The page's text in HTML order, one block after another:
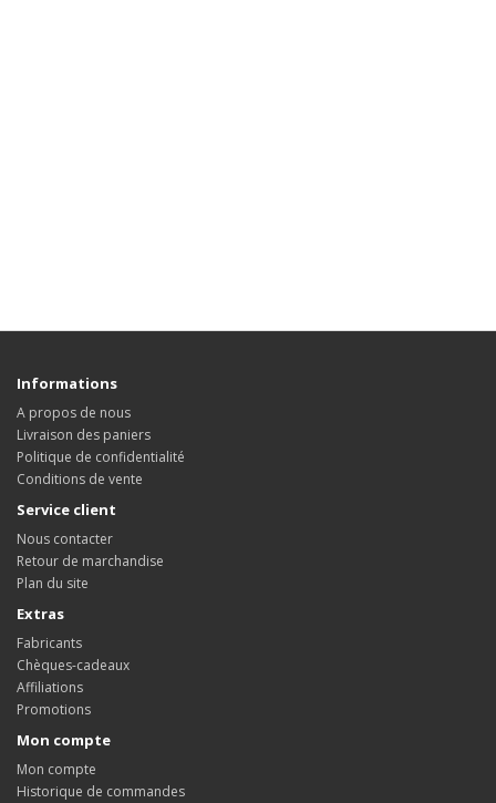
Informations
A propos de nous
Livraison des paniers
Politique de confidentialité
Conditions de vente
Service client
Nous contacter
Retour de marchandise
Plan du site
Extras
Fabricants
Chèques-cadeaux
Affiliations
Promotions
Mon compte
Mon compte
Historique de commandes